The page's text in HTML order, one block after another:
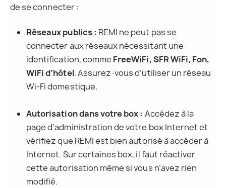
de se connecter :
Réseaux publics : REMI ne peut pas se
connecter aux réseaux nécessitant une
identification, comme FreeWiFi, SFR WiFi, Fon,
WiFi d’hôtel. Assurez-vous d’utiliser un réseau
Wi-Fi domestique.
Autorisation dans votre box : Accédez à la
page d’administration de votre box Internet et
vérifiez que REMI est bien autorisé à accéder à
Internet. Sur certaines box, il faut réactiver
cette autorisation même si vous n’avez rien
modifié.